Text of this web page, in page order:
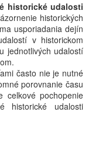
historické udalosti
historických
usporiadania dejín
v historickom
jednotlivých udalostí
často nie je nutné
porovnanie času
celkové pochopenie
udalosti